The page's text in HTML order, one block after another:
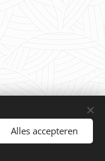
Alles accepteren